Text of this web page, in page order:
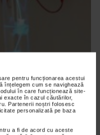
pentru funcționarea acestui
înțelegem cum se navighează
în care funcționează site-
exacte în cazul căutărilor,
Partenerii noștri folosesc
personalizată pe baza
a fi de acord cu aceste
Cândea –